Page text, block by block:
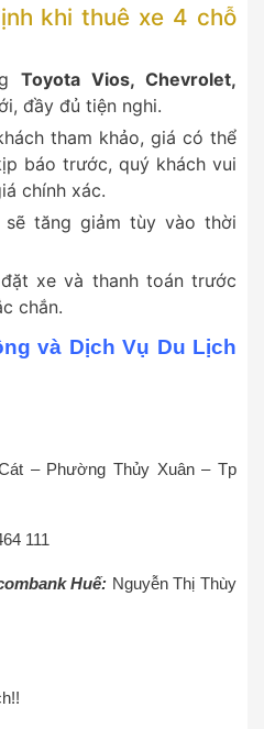
khi thuê xe 4 chỗ
Toyota Vios, Chevrolet,
đầy đủ tiện nghi.
tham khảo, giá có thể
báo trước, quý khách vui
chính xác.
tăng giảm tùy vào thời
xe và thanh toán trước
chắn.
và Dịch Vụ Du Lịch
– Phường Thủy Xuân – Tp
111
Huế: Nguyễn Thị Thùy